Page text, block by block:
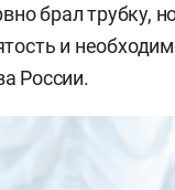
брал трубку,
и
России.